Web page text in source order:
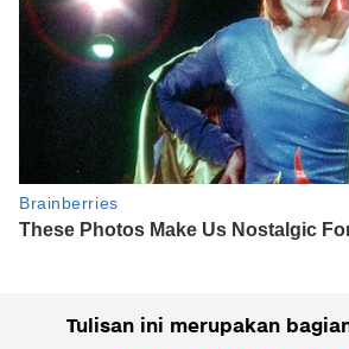
Tulisan ini merupakan